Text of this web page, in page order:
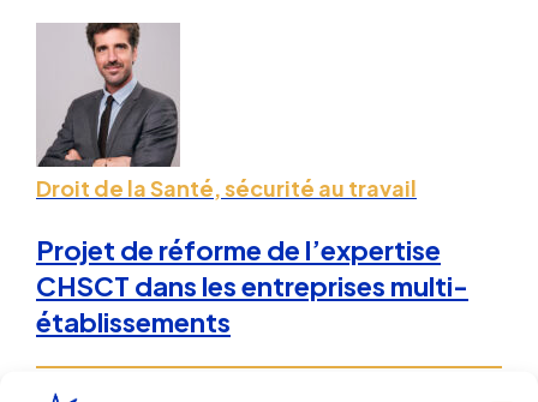
Droit de la Santé, sécurité au travail
Projet de réforme de l’expertise
CHSCT dans les entreprises multi-
établissements